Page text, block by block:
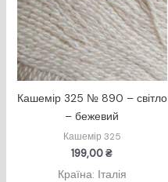
Кашемір 325 № 890 – світло
– бежевий
Кашемір 325
199,00₴
Країна: Італія